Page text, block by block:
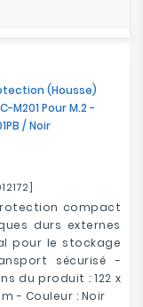
(Housse)
M201 Pour M.2 -
/ Noir
compact
durs externes
pour le stockage
sécurisé -
du produit : 122 x
- Couleur : Noir